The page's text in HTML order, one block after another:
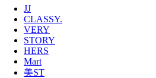
JJ
CLASSY.
VERY
STORY
HERS
Mart
美ST